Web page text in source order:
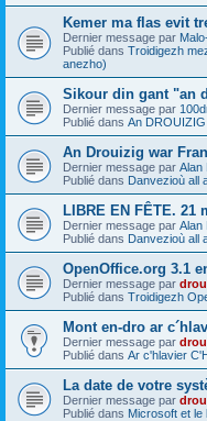
Kemer ma flas evit
Dernier message par
Publié dans Troidigezh
anezho)
Sikour din gant "an
Dernier message par
Publié dans An
An Drouizig war
Dernier message par Alan
Publié dans Danvezioù all
LIBRE EN FÊTE. 21
Dernier message par Alan
Publié dans Danvezioù all
OpenOffice.org 3.1
Dernier message par
Publié dans Troidigezh
Mont en-dro ar
Dernier message par
Publié dans Ar c'hlavier
La date de votre
Dernier message par
Publié dans Microsoft et le